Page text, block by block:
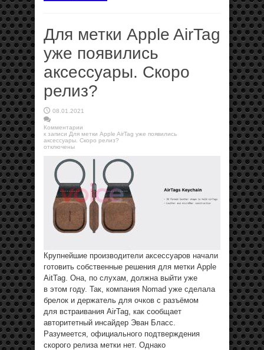
Для метки Apple AirTag
уже появились
аксессуары. Скоро
релиз?
08.01.2021
Комментарии
к записи Для метки Apple AirTag уже появились
аксессуары. Скоро релиз?
отключены
Крупнейшие производители аксессуаров начали
готовить собственные решения для метки Apple
AitTag. Она, по слухам, должна выйти уже
в этом году. Так, компания Nomad уже сделала
брелок и держатель для очков с разъёмом
для встраивания AirTag, как сообщает
авторитетный инсайдер Эван Бласс.
Разумеется, официального подтверждения
скорого релиза метки нет. Однако